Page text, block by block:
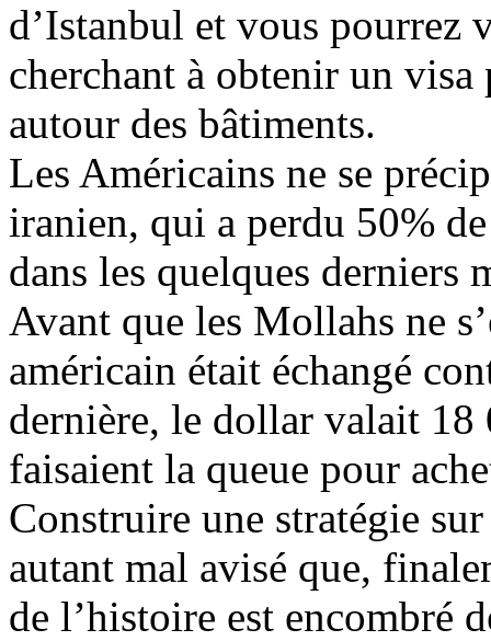
d’Istanbul et vous pourrez
cherchant à obtenir un
autour des bâtiments.
Les Américains ne se
iranien, qui a perdu 50%
dans les quelques derniers
Avant que les Mollahs ne
américain était échangé
dernière, le dollar valait 18
faisaient la queue pour
Construire une stratégie sur
autant mal avisé que,
de l’histoire est encombré